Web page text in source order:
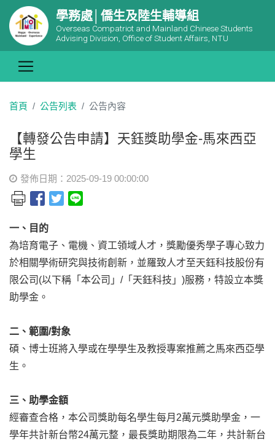
學務處│僑生及陸生輔導組
Overseas Compatriot and Mainland Chinese Students
Advising Division, Office of Student Affairs, NTU
首頁 公告列表 公告內容
【轉發公告申請】天鈺獎助學金-馬來西亞
學生
發佈日期：2025-09-19 00:00:00
一、目的
為培育電子、電機、資工領域人才，獎勵優秀學子專心致力
於相關學術研究與技術創新，並羅致人才至天鈺科技股份有
限公司(以下稱「本公司」/「天鈺科技」)服務，特設立本獎
助學金。
二、範圍/對象
碩、博士班將入學或在學學生及教授專案推薦之馬來西亞學
生。
三、助學金額
經審查合格，本公司獎助每名學生每月2萬元獎助學金，一
學年共計新台幣24萬元整，最長獎助期限為二年，共計新台